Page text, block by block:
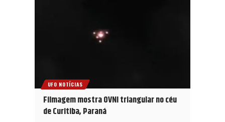
UFO NOTÍCIAS
Filmagem mostra OVNI triangular no céu
de Curitiba, Paraná